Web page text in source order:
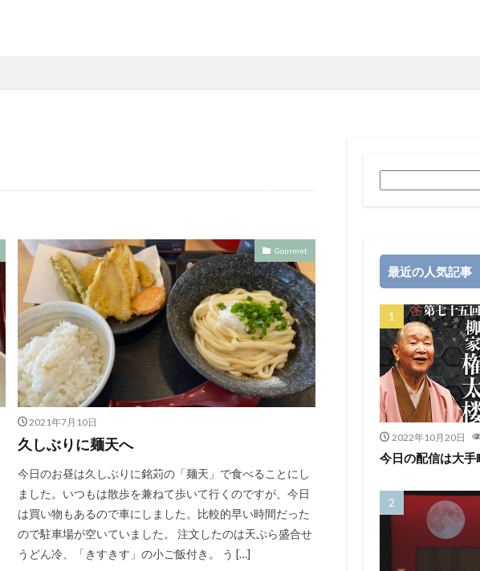
Gourmet
2021年7月10日
久しぶりに麺天へ
今日のお昼は久しぶりに銘苅の「麺天」で食べることにし
ました。いつもは散歩を兼ねて歩いて行くのですが、今日
は買い物もあるので車にしました。比較的早い時間だった
ので駐車場が空いていました。 注文したのは天ぷら盛合せ
うどん冷、「きすきす」の小ご飯付き。 う […]
最近の人気記事
2022年10月20日
今日の配信は大手